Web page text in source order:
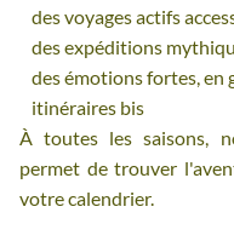
des voyages actifs
des expéditions
des émotions fortes, en
itinéraires bis
À toutes les saisons,
permet de trouver
votre calendrier.